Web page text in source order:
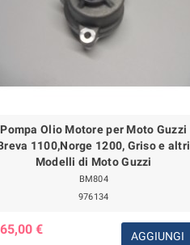
Pompa Olio Motore per Moto Guzzi
1100,Norge 1200, Griso e altri
Modelli di Moto Guzzi
BM804
976134
€
AGGIUNGI